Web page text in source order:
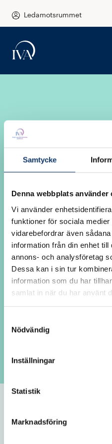
Samtycke
Denna webbplats använder
Vi använder
funktioner för sociala
vidarebefordrar även
information från din enhet
annons- och analysföretag
Dessa kan i sin tur
information som du har
samlat in när du har använt
Nödvändig
Inställningar
Statistik
Marknadsföring
Ledamotsrummet
Logga in i
Här kan du som är
för att ta del av
information,
kontaktuppgifter till
kan också se och
in? Fungerar det inte
på Glömt lösenord
lösenord.